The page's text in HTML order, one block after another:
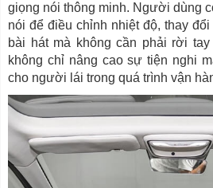
giọng nói thông minh. Người dùng
nói để điều chỉnh nhiệt độ, thay
bài hát mà không cần phải rời
không chỉ nâng cao sự tiện nghi
cho người lái trong quá trình vận